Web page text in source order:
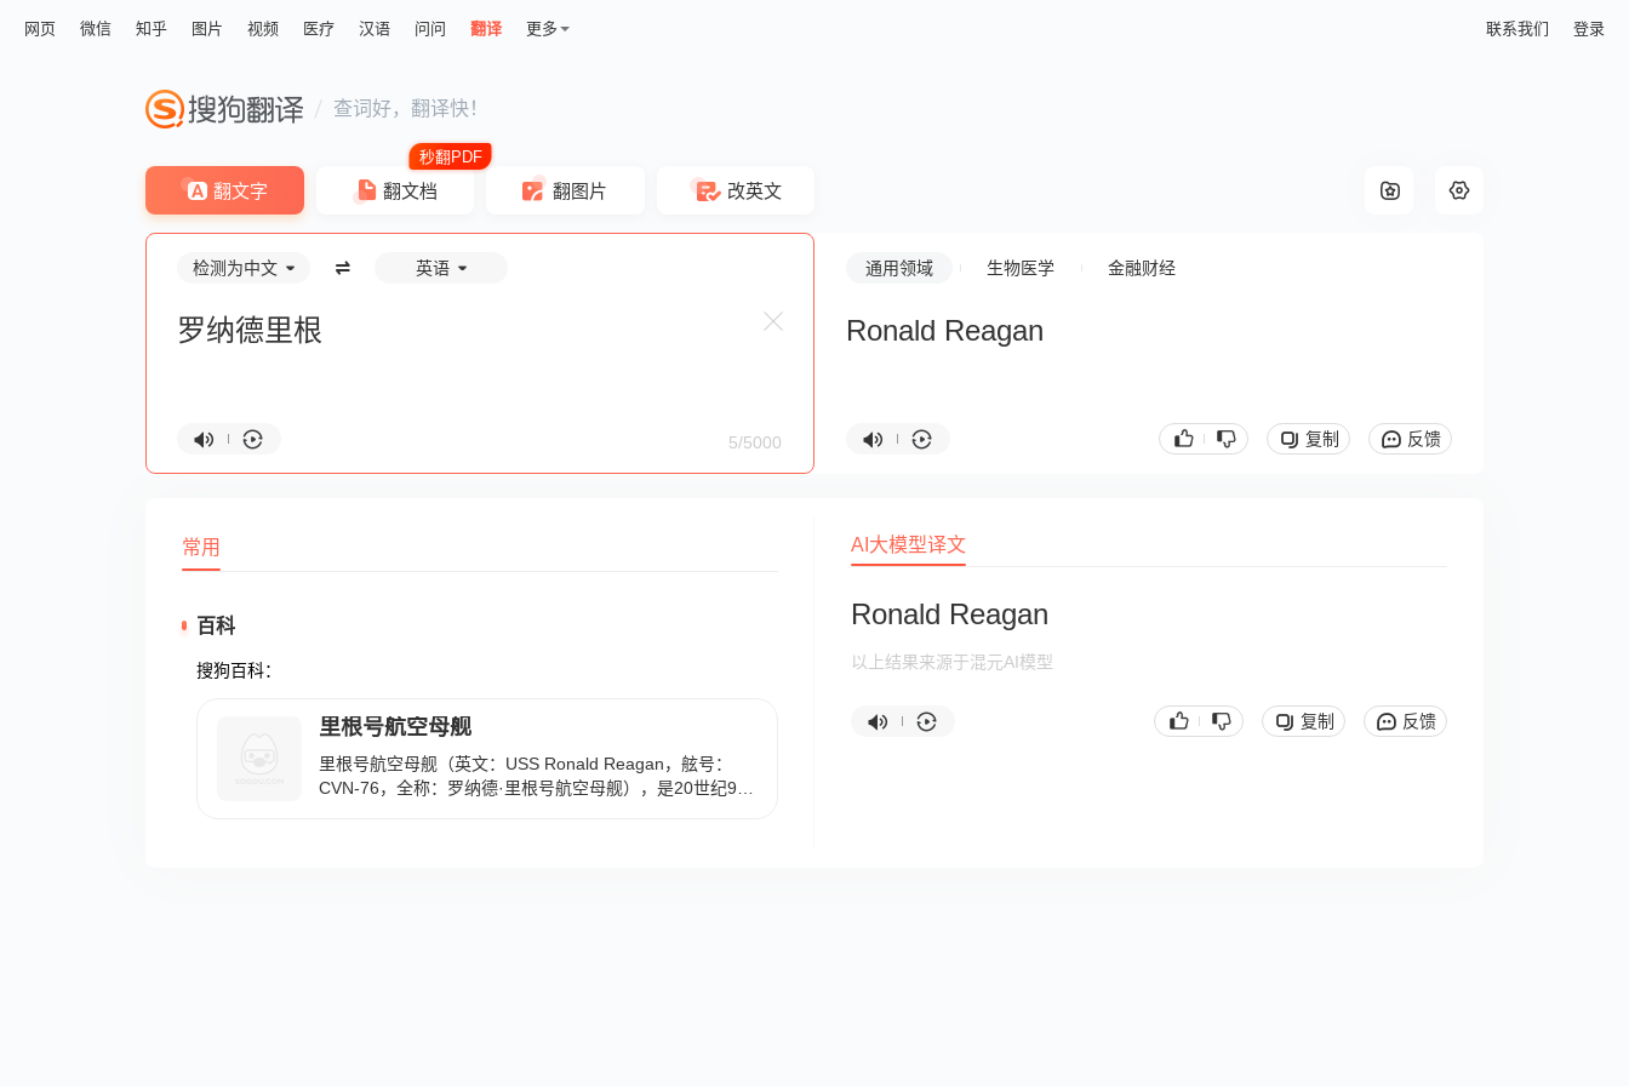
网页 微信 知乎 图片 视频 医疗 汉语 问问 翻译 更多 联系我们 登录
查词好，翻译快！
翻文字 翻文档 翻图片 改英文
检测为中文 英语
5/5000
通用领域 生物医学 金融财经
Ronald Reagan
复制 反馈
常用
百科
搜狗百科：
里根号航空母舰
里根号航空母舰（英文：USS Ronald Reagan，舷号：
CVN-76，全称：罗纳德·里根号航空母舰），是20世纪90
AI大模型译文
Ronald Reagan
以上结果来源于混元AI模型
复制 反馈